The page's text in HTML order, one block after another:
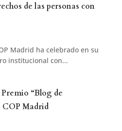
de las personas con
Madrid ha celebrado en su
institucional con...
“Blog de
Madrid